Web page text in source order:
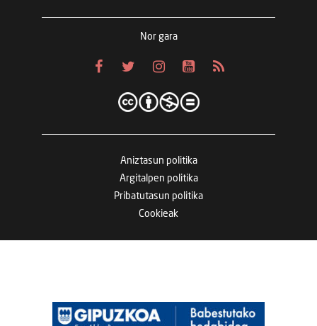
Nor gara
Aniztasun politika
Argitalpen politika
Pribatutasun politika
Cookieak